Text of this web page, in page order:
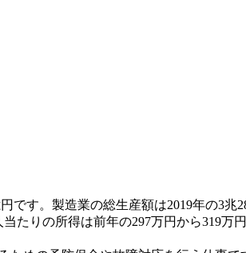
です。製造業の総生産額は2019年の3
りの所得は前年の297万円から319万円